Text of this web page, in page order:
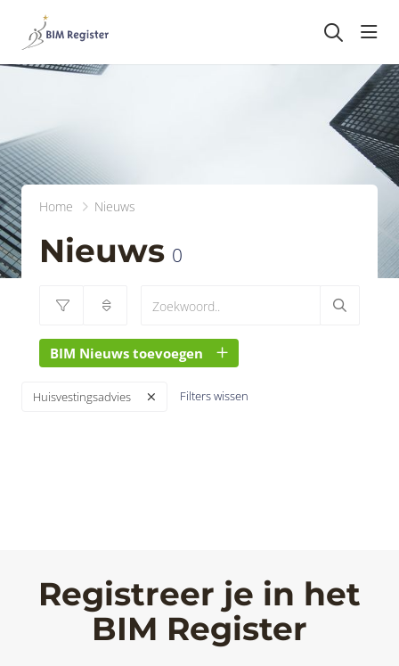
Home Nieuws
Nieuws 0
BIM Nieuws toevoegen
Huisvestingsadvies Filters wissen
Registreer je in het
BIM Register